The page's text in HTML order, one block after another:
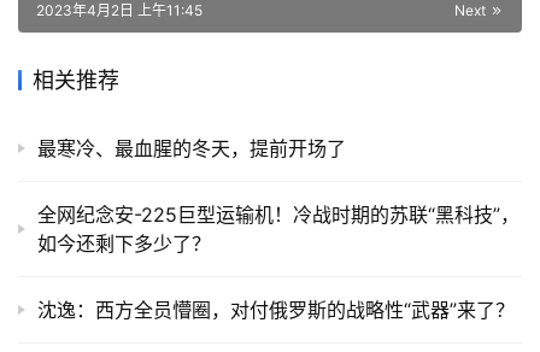
Next
2023年4月2日 上午11:45
相关推荐
最寒冷、最血腥的冬天，提前开场了
全网纪念安-225巨型运输机！冷战时期的苏联“黑科技”，
如今还剩下多少了？
沈逸：西方全员懵圈，对付俄罗斯的战略性“武器”来了？